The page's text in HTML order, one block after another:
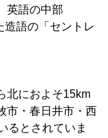
英語の中部
造語の「セントレ
北におよそ15km
市・春日井市・西
るとされていま